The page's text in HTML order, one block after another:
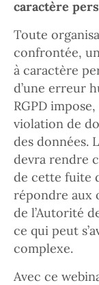
caractère
Toute
confrontée,
à caractère
d’une erreur
RGPD
violation de
des données.
devra rendre
de cette fuite
répondre aux
de l’Autorité
ce qui peut
complexe.
Avec ce